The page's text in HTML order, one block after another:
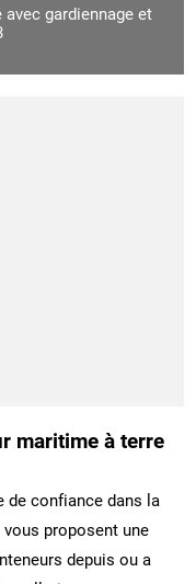
gardiennage et
maritime à terre
de confiance dans la
proposent une
depuis ou a